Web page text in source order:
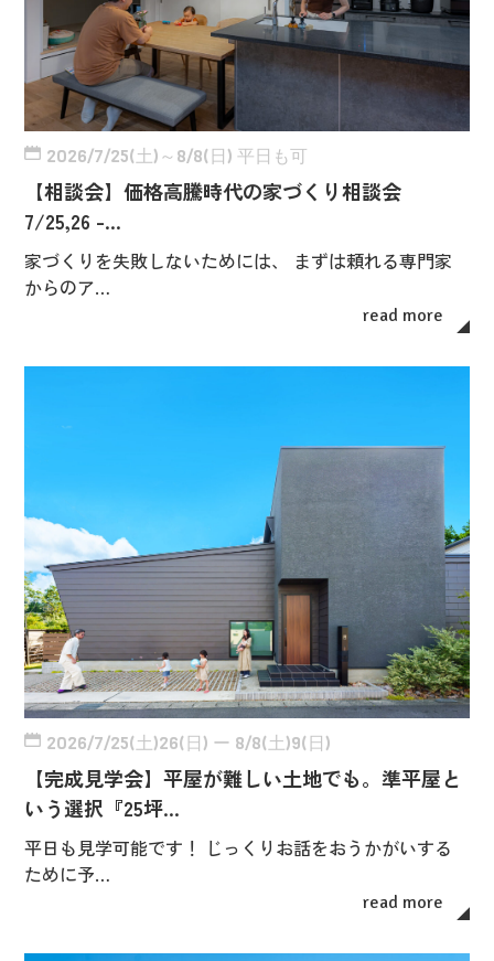
2026/7/25(土)～8/8(日) 平日も可
【相談会】価格高騰時代の家づくり相談会
7/25,26 -…
家づくりを失敗しないためには、 まずは頼れる専門家
からのア…
read more
2026/7/25(土)26(日) ー 8/8(土)9(日)
【完成見学会】平屋が難しい土地でも。準平屋と
いう選択『25坪…
平日も見学可能です！ じっくりお話をおうかがいする
ために予…
read more